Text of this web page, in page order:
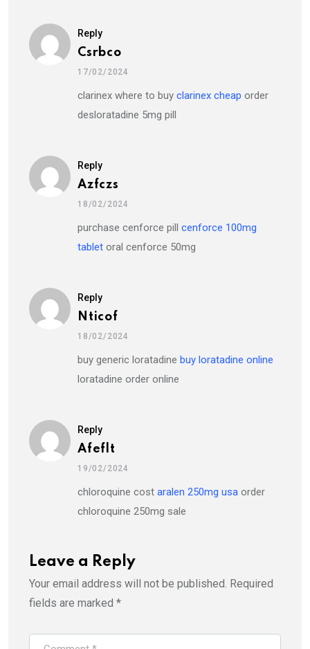
Reply
Csrbco
17/02/2024
clarinex where to buy clarinex cheap order
desloratadine 5mg pill
Reply
Azfczs
18/02/2024
purchase cenforce pill cenforce 100mg
tablet oral cenforce 50mg
Reply
Nticof
18/02/2024
buy generic loratadine buy loratadine online
loratadine order online
Reply
Afeflt
19/02/2024
chloroquine cost aralen 250mg usa order
chloroquine 250mg sale
Leave a Reply
Your email address will not be published. Required
fields are marked *